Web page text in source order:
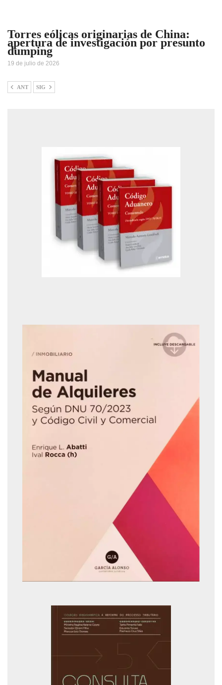
Torres eólicas originarias de China:
apertura de investigación por presunto
dumping
19 de julio de 2026
ANT SIG